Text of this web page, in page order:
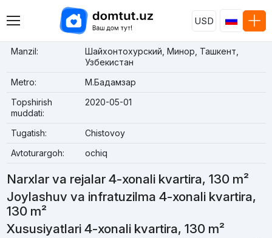
USD
Manzil:
Шайхонтохурский, Минор, Ташкент,
Узбекистан
Metro:
М.Бадамзар
Topshirish
muddati:
2020-05-01
Tugatish:
Chistovoy
Avtoturargoh:
ochiq
Narxlar va rejalar 4-xonali kvartira, 130 m²
Joylashuv va infratuzilma 4-xonali kvartira,
130 m²
Xususiyatlari 4-xonali kvartira, 130 m²